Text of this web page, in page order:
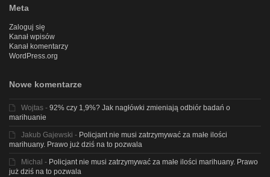
Meta
Zaloguj się
Kanał wpisów
Kanał komentarzy
WordPress.org
Nowe komentarze
Wojtas - 92% czy 1,9%? Jak nagłówki zmieniają odbiór badań o
marihuanie
Jakub Gajewski - Policjant nie musi zatrzymywać za małe ilości
marihuany. Prawo już dziś na to pozwala
Michal - Policjant nie musi zatrzymywać za małe ilości marihuany. Prawo
już dziś na to pozwala